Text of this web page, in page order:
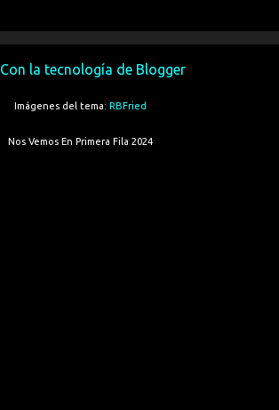
Con la tecnología de Blogger
Imágenes del tema: RBFried
Nos Vemos En Primera Fila 2024